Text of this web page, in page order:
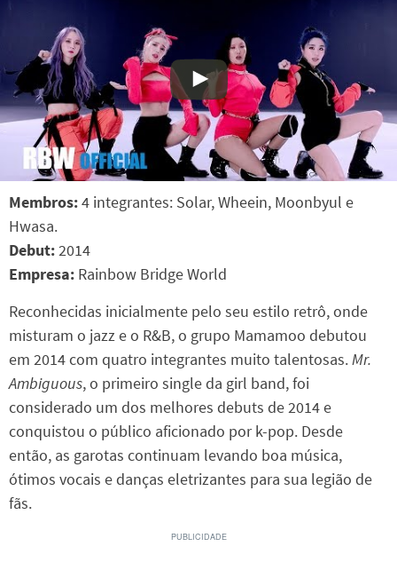
Membros:4 integrantes: Solar, Wheein, Moonbyul e
Hwasa.
Debut:2014
Empresa: Rainbow Bridge World
Reconhecidas inicialmente pelo seu estilo retrô, onde
misturam o jazz e o R&B, o grupo Mamamoo debutou
em 2014 com quatro integrantes muito talentosas.Mr.
Ambiguous, o primeiro single da girl band, foi
considerado um dos melhores debuts de 2014 e
conquistou o público aficionado por k-pop. Desde
então, as garotas continuam levando boa música,
ótimos vocais e danças eletrizantes para sua legião de
fãs.